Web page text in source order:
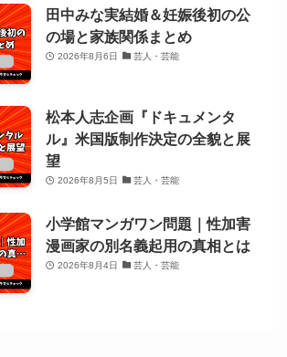
田中みな実結婚＆妊娠後初の公
の場と家族関係まとめ
2026年8月6日 芸人・芸能
松本人志企画『ドキュメンタ
ル』米国版制作決定の全貌と展
望
2026年8月5日 芸人・芸能
小学館マンガワン問題｜性加害
漫画家の別名義起用の真相とは
2026年8月4日 芸人・芸能